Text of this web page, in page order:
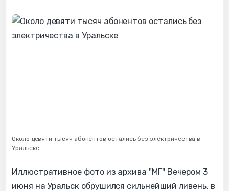
Около девяти тысяч абонентов остались без электричества в
Уральске
Иллюстративное фото из архива "МГ" Вечером 3
июня на Уральск обрушился сильнейший ливень, в